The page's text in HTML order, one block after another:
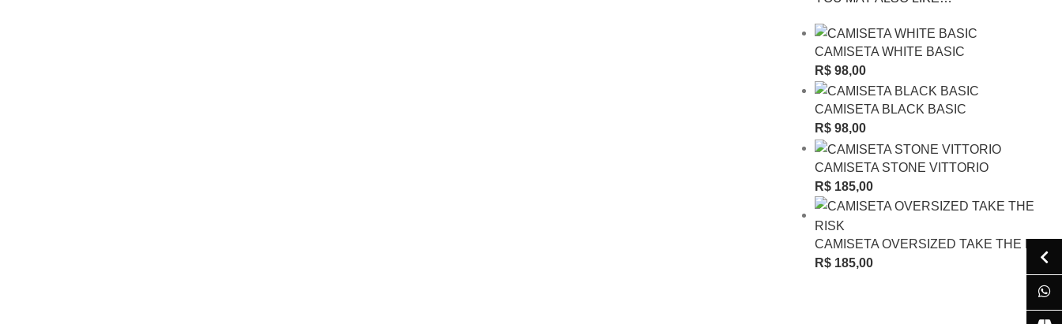
CAMISETA WHITE BASIC
R$98,00
CAMISETA BLACK BASIC
R$98,00
CAMISETA STONE VITTORIO
R$185,00
CAMISETA OVERSIZED TAKE THE RISK
R$185,00